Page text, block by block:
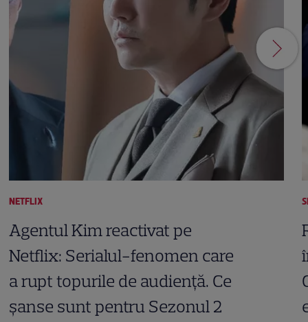
NETFLIX
Agentul Kim reactivat pe
Netflix: Serialul-fenomen care
a rupt topurile de audiență. Ce
șanse sunt pentru Sezonul 2